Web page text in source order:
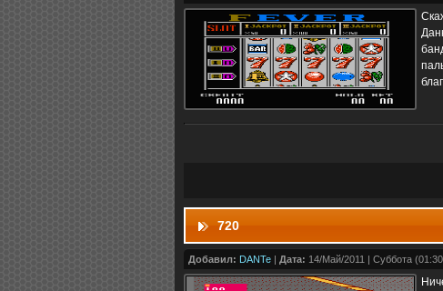
720
Добавил: DANTe | Дата: 14/Май/2011 | Суббота